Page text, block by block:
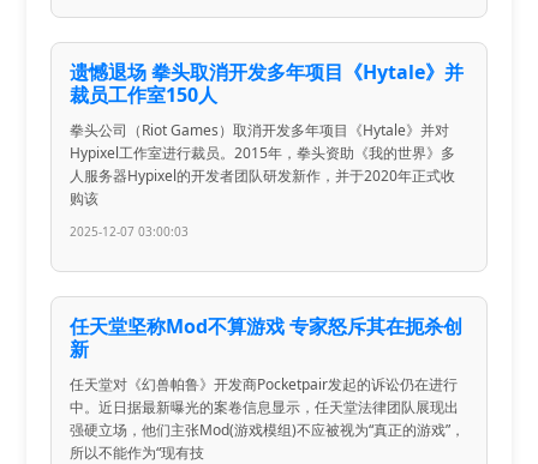
遗憾退场 拳头取消开发多年项目《Hytale》并
裁员工作室150人
拳头公司（Riot Games）取消开发多年项目《Hytale》并对
Hypixel工作室进行裁员。2015年，拳头资助《我的世界》多
人服务器Hypixel的开发者团队研发新作，并于2020年正式收
购该
2025-12-07 03:00:03
任天堂坚称Mod不算游戏 专家怒斥其在扼杀创
新
任天堂对《幻兽帕鲁》开发商Pocketpair发起的诉讼仍在进行
中。近日据最新曝光的案卷信息显示，任天堂法律团队展现出
强硬立场，他们主张Mod(游戏模组)不应被视为“真正的游戏”，
所以不能作为“现有技